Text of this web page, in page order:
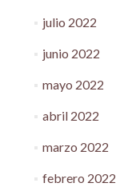
julio 2022
junio 2022
mayo 2022
abril 2022
marzo 2022
febrero 2022